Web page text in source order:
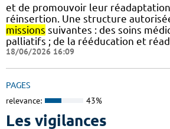
et de promouvoir leur
réinsertion. Une structure
missions suivantes : des soins
palliatifs ; de la rééducation et
18/06/2026 16:09
PAGES
relevance: 43%
Les vigilances